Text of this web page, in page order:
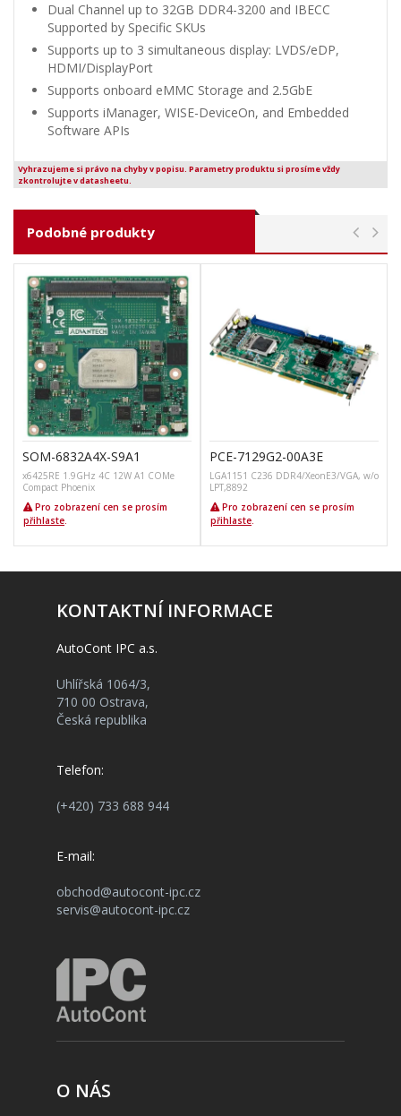
Dual Channel up to 32GB DDR4-3200 and IBECC
Supported by Specific SKUs
Supports up to 3 simultaneous display: LVDS/eDP,
HDMI/DisplayPort
Supports onboard eMMC Storage and 2.5GbE
Supports iManager, WISE-DeviceOn, and Embedded
Software APIs
Vyhrazujeme si právo na chyby v popisu. Parametry produktu si prosíme vždy
zkontrolujte v datasheetu.
Podobné produkty
SOM-6832A4X-S9A1
x6425RE 1.9GHz 4C 12W A1 COMe
Compact Phoenix
Pro zobrazení cen se prosím
přihlaste.
PCE-7129G2-00A3E
LGA1151 C236 DDR4/XeonE3/VGA, w/o
LPT,8892
Pro zobrazení cen se prosím
přihlaste.
KONTAKTNÍ INFORMACE
AutoCont IPC a.s.
Uhlířská 1064/3,
710 00 Ostrava,
Česká republika
Telefon:
(+420) 733 688 944
E-mail:
obchod@autocont-ipc.cz
servis@autocont-ipc.cz
O NÁS